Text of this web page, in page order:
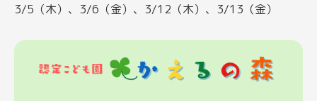
3/5（木）、3/6（金）、3/12（木）、3/13（金）